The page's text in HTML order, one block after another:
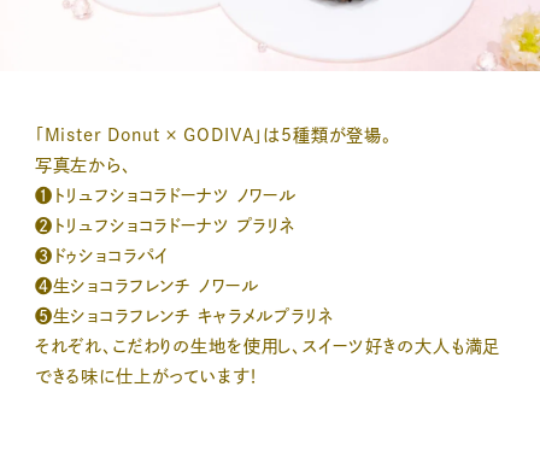
「Mister Donut × GODIVA」は5種類が登場。
写真左から、
❶トリュフショコラドーナツ ノワール
❷トリュフショコラドーナツ プラリネ
❸ドゥショコラパイ
❹生ショコラフレンチ ノワール
❺生ショコラフレンチ キャラメルプラリネ
それぞれ、こだわりの生地を使用し、スイーツ好きの大人も満足
できる味に仕上がっています！